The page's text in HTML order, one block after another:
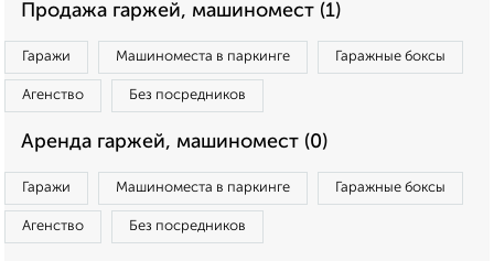
Продажа гаржей, машиномест (1)
Гаражи Машиноместа в паркинге Гаражные боксы
Агенство Без посредников
Аренда гаржей, машиномест (0)
Гаражи Машиноместа в паркинге Гаражные боксы
Агенство Без посредников